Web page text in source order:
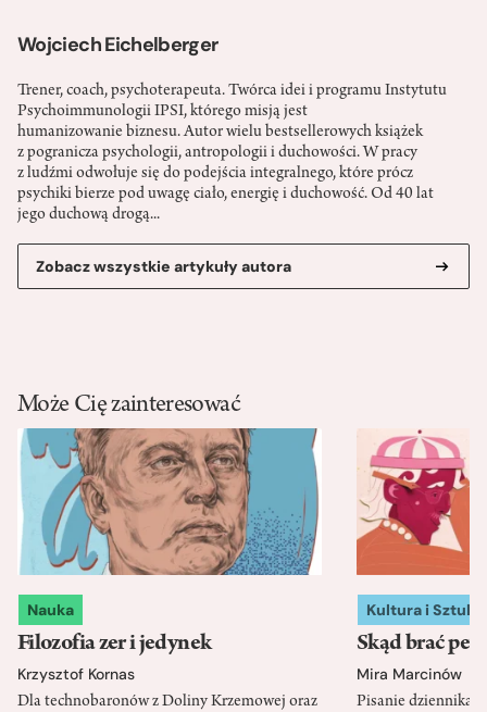
Wojciech Eichelberger
Trener, coach, psychoterapeuta. Twórca idei i programu Instytutu
Psychoimmunologii IPSI, którego misją jest
humanizowanie biznesu. Autor wielu bestsellerowych książek
z pogranicza psychologii, antropologii i duchowości. W pracy
z ludźmi odwołuje się do podejścia integralnego, które prócz
psychiki bierze pod uwagę ciało, energię i duchowość. Od 40 lat
jego duchową drogą...
Zobacz wszystkie artykuły autora
Może Cię zainteresować
Nauka
Filozofia zer i jedynek
Krzysztof Kornas
Dla technobaronów z Doliny Krzemowej oraz
Kultura i Sztuka
Skąd brać
Mira Marcinów
Pisanie dziennika